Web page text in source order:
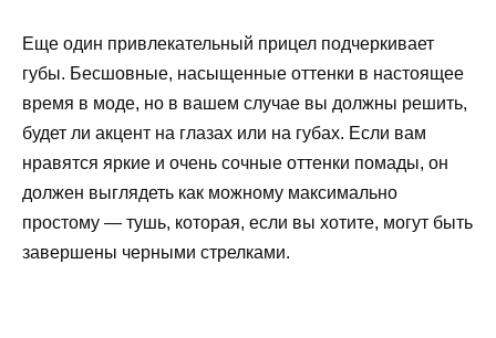
Еще один привлекательный прицел подчеркивает
губы. Бесшовные, насыщенные оттенки в настоящее
время в моде, но в вашем случае вы должны решить,
будет ли акцент на глазах или на губах. Если вам
нравятся яркие и очень сочные оттенки помады, он
должен выглядеть как можному максимально
простому — тушь, которая, если вы хотите, могут быть
завершены черными стрелками.